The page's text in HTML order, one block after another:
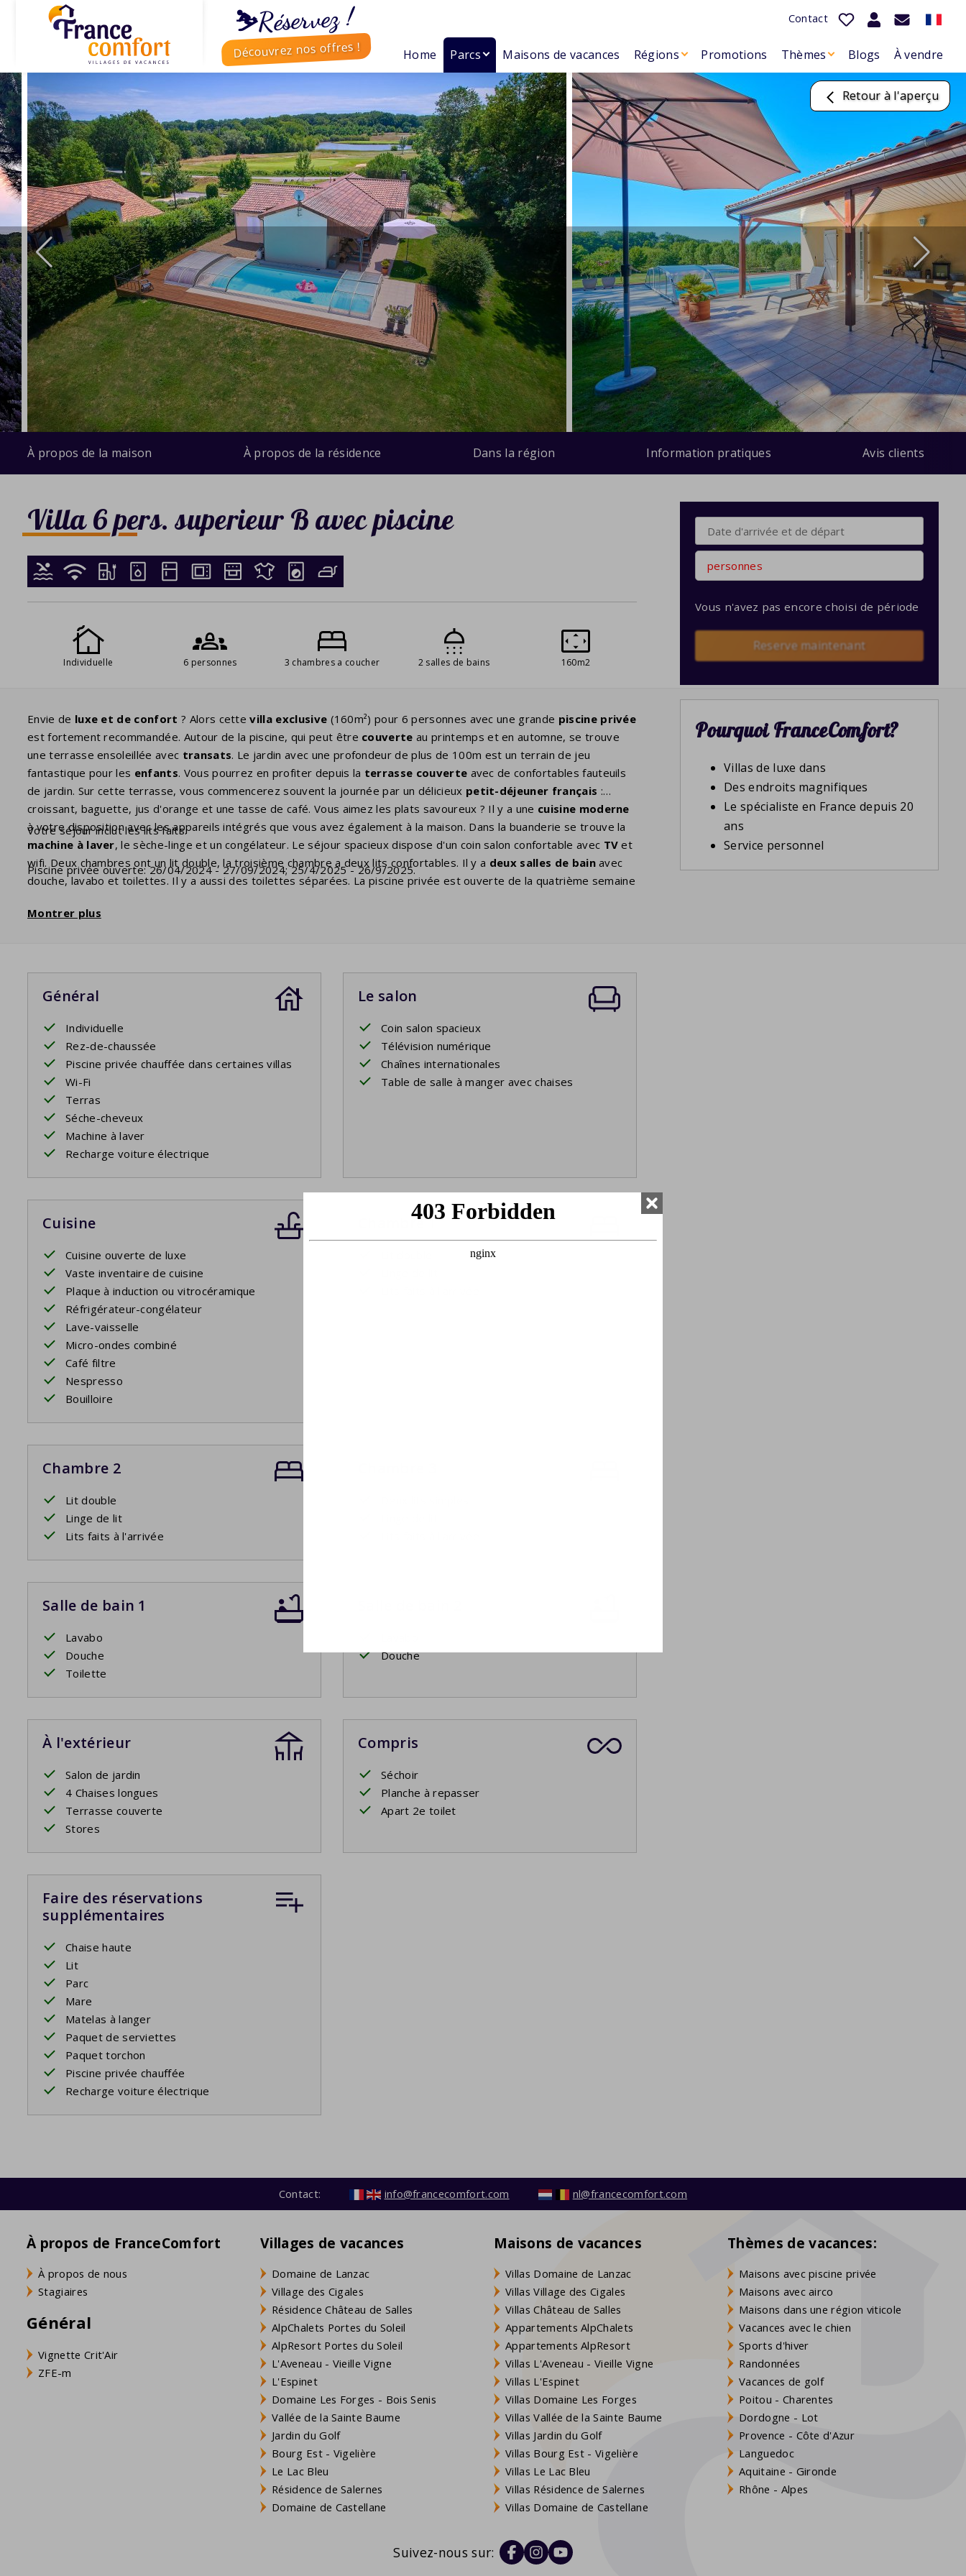
⛷️Réservez !
Découvrez nos offres !
Contact
Home Parcs Maisons de vacances Régions Promotions Thèmes Blogs À vendre
Retour à l'aperçu
À propos de la maison À propos de la résidence Dans la région Information pratiques Avis clients
Villa 6 pers. superieur B avec piscine
Individuelle 6 personnes 3 chambres a coucher 2 salles de bains 160m2
Envie de luxe et de confort ? Alors cettevilla exclusive (160m²) pour 6 personnes avec une grande piscine privée
est fortement recommandée. Autour de la piscine, qui peut être couverte au printemps et en automne, se trouve
une terrasse ensoleillée avec transats. Le jardin avec une profondeur de plus de 100m est un terrain de jeu
fantastique pour les enfants. Vous pourrez en profiter depuis la terrasse couverte avec de confortables fauteuils
de jardin. Sur cette terrasse, vous commencerez souvent la journée par un délicieux petit-déjeuner français :
croissant, baguette, jus d'orange et une tasse de café. Vous aimez les plats savoureux ? Il y a une cuisine moderne
à votre disposition avec les appareils intégrés que vous avez également à la maison. Dans la buanderie se trouve la
machine à laver, le sèche-linge et un congélateur. Le séjour spacieux dispose d'un coin salon confortable avec TVet
wifi. Deux chambres ont un lit double, la troisième chambre a deux lits confortables. Il y a deux salles de bainavec
douche, lavabo et toilettes. Il y a aussi des toilettes séparées. La piscine privée est ouverte de la quatrième semaine
lors de la réservation. Plusieurs villas disposent d'une
Votre séjour inclut les lits faits.
Piscine privée ouverte: 26/04/2024 - 27/09/2024; 25/4/2025 - 26/9/2025.
Montrer plus
Général
Individuelle
Rez-de-chaussée
Piscine privée chauffée dans certaines villas
Wi-Fi
Terras
Séche-cheveux
Machine à laver
Recharge voiture électrique
Le salon
Coin salon spacieux
Télévision numérique
Chaînes internationales
Table de salle à manger avec chaises
Cuisine
Cuisine ouverte de luxe
Vaste inventaire de cuisine
Plaque à induction ou vitrocéramique
Réfrigérateur-congélateur
Lave-vaisselle
Micro-ondes combiné
Café filtre
Nespresso
Bouilloire
Chambre 1
Chambre 2
Lit double
Linge de lit
Lits faits à l'arrivée
Salle de bain 1
Lavabo
Douche
Toilette
Douche
À l'extérieur
Salon de jardin
4 Chaises longues
Terrasse couverte
Stores
Compris
Séchoir
Planche à repasser
Apart 2e toilet
Faire des réservations
supplémentaires
Chaise haute
Lit
Parc
Mare
Matelas à langer
Paquet de serviettes
Paquet torchon
Piscine privée chauffée
Recharge voiture électrique
personnes
Vous n'avez pas encore choisi de période
Reserve maintenant
Pourquoi FranceComfort?
Villas de luxe dans
Des endroits magnifiques
Le spécialiste en France depuis 20
ans
Service personnel
Contact: info@francecomfort.com nl@francecomfort.com
À propos de FranceComfort
À propos de nous
Stagiaires
Général
Vignette Crit'Air
ZFE-m
Villages de vacances
Domaine de Lanzac
Village des Cigales
Résidence Château de Salles
AlpChalets Portes du Soleil
AlpResort Portes du Soleil
L'Aveneau - Vieille Vigne
L'Espinet
Domaine Les Forges - Bois Senis
Vallée de la Sainte Baume
Jardin du Golf
Bourg Est - Vigelière
Le Lac Bleu
Résidence de Salernes
Domaine de Castellane
Maisons de vacances
Villas Domaine de Lanzac
Villas Village des Cigales
Villas Château de Salles
Appartements AlpChalets
Appartements AlpResort
Villas L'Aveneau - Vieille Vigne
Villas L'Espinet
Villas Domaine Les Forges
Villas Vallée de la Sainte Baume
Villas Jardin du Golf
Villas Bourg Est - Vigelière
Villas Le Lac Bleu
Villas Résidence de Salernes
Villas Domaine de Castellane
Thèmes de vacances:
Maisons avec piscine privée
Maisons avec airco
Maisons dans une région viticole
Vacances avec le chien
Sports d'hiver
Randonnées
Vacances de golf
Poitou - Charentes
Dordogne - Lot
Provence - Côte d'Azur
Languedoc
Aquitaine - Gironde
Rhône - Alpes
Suivez-nous sur: